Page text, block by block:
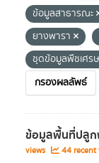
ข้อมูลสาธารณะ
ยางพารา
ชุดข้อมูลพืชเศร
กรองผลลัพธ์
ข้อมูลพื้นที่ปลูก
views
44 recent